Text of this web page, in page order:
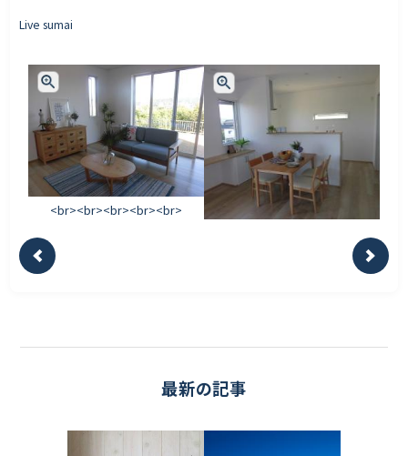
Staff ブログ&News
Live sumai
<br><br><br><br><br>
最新の記事